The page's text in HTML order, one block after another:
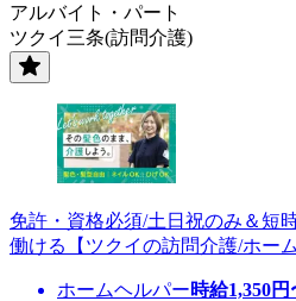
アルバイト・パート
ツクイ三条(訪問介護)
免許・資格必須/土日祝のみ＆短
働ける【ツクイの訪問介護/ホー
ホームヘルパー時給1,350円